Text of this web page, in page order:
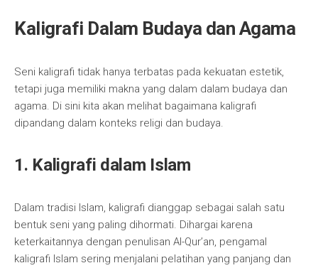
Kaligrafi Dalam Budaya dan Agama
Seni kaligrafi tidak hanya terbatas pada kekuatan estetik,
tetapi juga memiliki makna yang dalam dalam budaya dan
agama. Di sini kita akan melihat bagaimana kaligrafi
dipandang dalam konteks religi dan budaya.
1. Kaligrafi dalam Islam
Dalam tradisi Islam, kaligrafi dianggap sebagai salah satu
bentuk seni yang paling dihormati. Dihargai karena
keterkaitannya dengan penulisan Al-Qur’an, pengamal
kaligrafi Islam sering menjalani pelatihan yang panjang dan